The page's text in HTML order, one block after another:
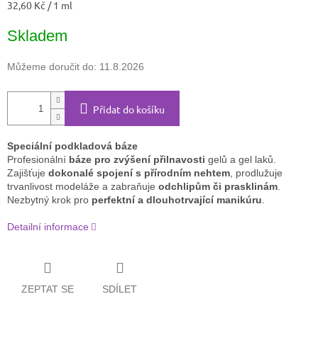
Měrná
32,60 Kč / 1 ml
Skladem
Můžeme doručit do: 11.8.2026
Přidat do košíku
Speciální podkladová báze
Profesionální báze pro zvýšení přilnavosti gelů a gel laků.
Zajišťuje dokonalé spojení s přírodním nehtem, prodlužuje
trvanlivost modeláže a zabraňuje odchlipům či prasklinám.
Nezbytný krok pro perfektní a dlouhotrvající manikúru.
Detailní informace
ZEPTAT SE SDÍLET